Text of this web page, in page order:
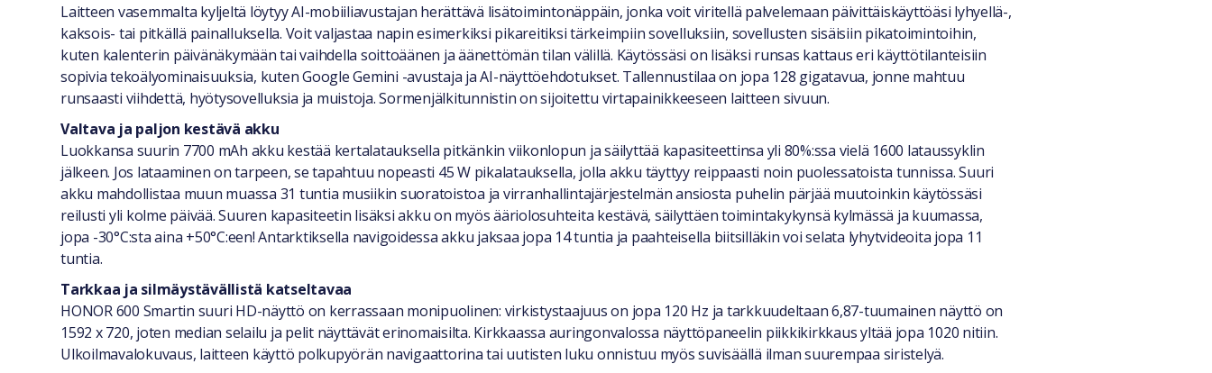
Laitteen vasemmalta kyljeltä löytyy AI-mobiiliavustajan herättävä lisätoimintonäppäin, jonka voit viritellä palvelemaan päivittäiskäyttöäsi lyhyellä-,
kaksois- tai pitkällä painalluksella. Voit valjastaa napin esimerkiksi pikareitiksi tärkeimpiin sovelluksiin, sovellusten sisäisiin pikatoimintoihin,
kuten kalenterin päivänäkymään tai vaihdella soittoäänen ja äänettömän tilan välillä. Käytössäsi on lisäksi runsas kattaus eri käyttötilanteisiin
sopivia tekoälyominaisuuksia, kuten Google Gemini -avustaja ja AI-näyttöehdotukset. Tallennustilaa on jopa 128 gigatavua, jonne mahtuu
runsaasti viihdettä, hyötysovelluksia ja muistoja. Sormenjälkitunnistin on sijoitettu virtapainikkeeseen laitteen sivuun.
Valtava ja paljon kestävä akku
Luokkansa suurin 7700 mAh akku kestää kertalatauksella pitkänkin viikonlopun ja säilyttää kapasiteettinsa yli 80%:ssa vielä 1600 lataussyklin
jälkeen. Jos lataaminen on tarpeen, se tapahtuu nopeasti 45 W pikalatauksella, jolla akku täyttyy reippaasti noin puolessatoista tunnissa. Suuri
akku mahdollistaa muun muassa 31 tuntia musiikin suoratoistoa ja virranhallintajärjestelmän ansiosta puhelin pärjää muutoinkin käytössäsi
reilusti yli kolme päivää. Suuren kapasiteetin lisäksi akku on myös ääriolosuhteita kestävä, säilyttäen toimintakykynsä kylmässä ja kuumassa,
jopa -30°C:sta aina +50°C:een! Antarktiksella navigoidessa akku jaksaa jopa 14 tuntia ja paahteisella biitsilläkin voi selata lyhytvideoita jopa 11
tuntia.
Tarkkaa ja silmäystävällistä katseltavaa
HONOR 600 Smartin suuri HD-näyttö on kerrassaan monipuolinen: virkistystaajuus on jopa 120 Hz ja tarkkuudeltaan 6,87-tuumainen näyttö on
1592 x 720, joten median selailu ja pelit näyttävät erinomaisilta. Kirkkaassa auringonvalossa näyttöpaneelin piikkikirkkaus yltää jopa 1020 nitiin.
Ulkoilmavalokuvaus, laitteen käyttö polkupyörän navigaattorina tai uutisten luku onnistuu myös suvisäällä ilman suurempaa siristelyä.